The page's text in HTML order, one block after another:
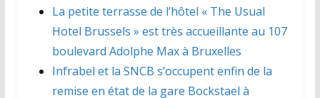
La petite terrasse de l’hôtel « The Usual
Hotel Brussels » est très accueillante au 107
boulevard Adolphe Max à Bruxelles
Infrabel et la SNCB s’occupent enfin de la
remise en état de la gare Bockstael à